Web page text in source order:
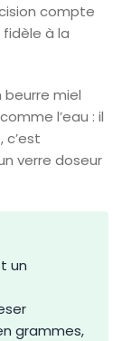
compte
à la
beurre miel
l’eau : il
c’est
verre doseur
un
grammes,